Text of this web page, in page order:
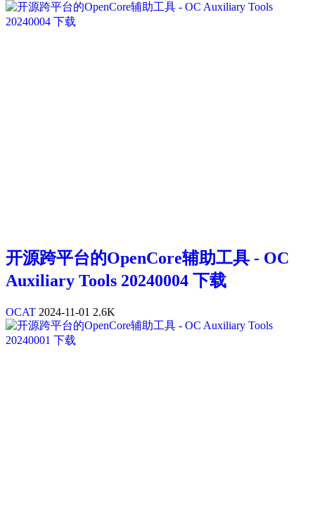
开源跨平台的OpenCore辅助工具 - OC
Auxiliary Tools 20240004 下载
OCAT 2024-11-01 2.6K